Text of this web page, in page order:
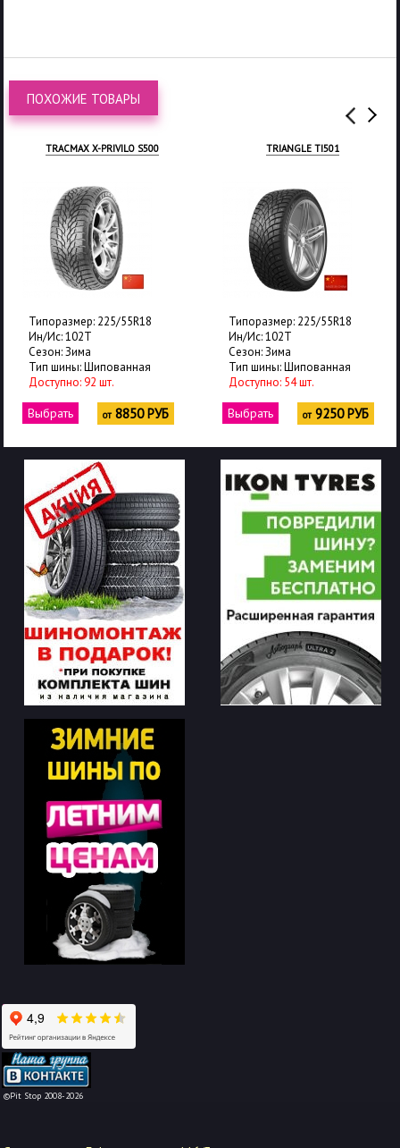
ПОХОЖИЕ ТОВАРЫ
TRACMAX X-PRIVILO S500
Типоразмер: 225/55R18
Ин/Ис: 102T
Сезон: Зима
Тип шины: Шипованная
Доступно: 92 шт.
Выбрать от8850 РУБ
TRIANGLE TI501
Типоразмер: 225/55R18
Ин/Ис: 102T
Сезон: Зима
Тип шины: Шипованная
Доступно: 54 шт.
Выбрать от9250 РУБ
©Pit Stop 2008-2026
-->